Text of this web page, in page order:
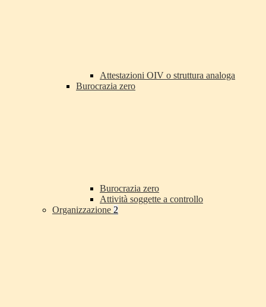
Attestazioni OIV o struttura analoga
Burocrazia zero
Burocrazia zero
Attività soggette a controllo
Organizzazione 2